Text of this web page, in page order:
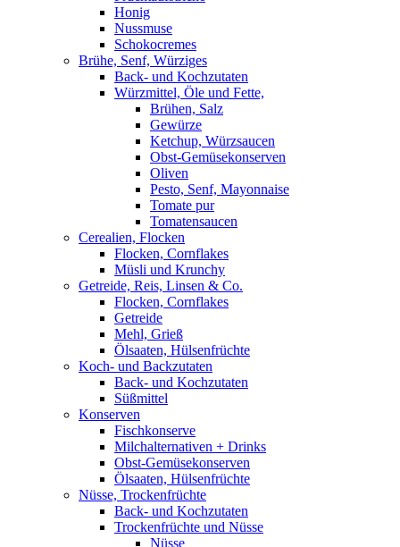
Honig
Nussmuse
Schokocremes
Brühe, Senf, Würziges
Back- und Kochzutaten
Würzmittel, Öle und Fette,
Brühen, Salz
Gewürze
Ketchup, Würzsaucen
Obst-Gemüsekonserven
Oliven
Pesto, Senf, Mayonnaise
Tomate pur
Tomatensaucen
Cerealien, Flocken
Flocken, Cornflakes
Müsli und Krunchy
Getreide, Reis, Linsen & Co.
Flocken, Cornflakes
Getreide
Mehl, Grieß
Ölsaaten, Hülsenfrüchte
Koch- und Backzutaten
Back- und Kochzutaten
Süßmittel
Konserven
Fischkonserve
Milchalternativen + Drinks
Obst-Gemüsekonserven
Ölsaaten, Hülsenfrüchte
Nüsse, Trockenfrüchte
Back- und Kochzutaten
Trockenfrüchte und Nüsse
Nüsse